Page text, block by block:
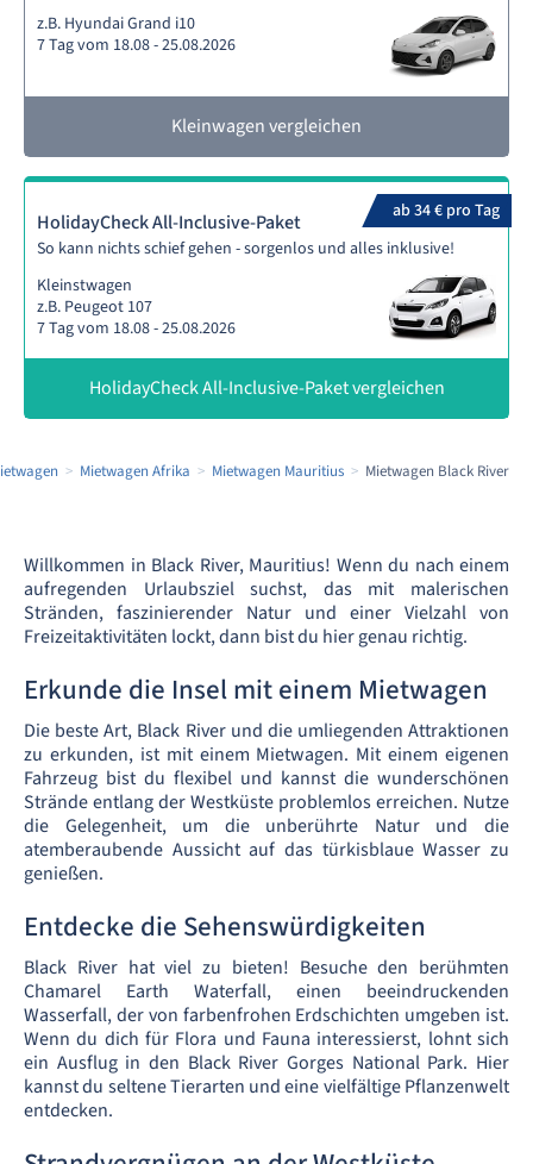
z.B. Hyundai Grand i10
7 Tag vom 18.08 - 25.08.2026
Kleinwagen vergleichen
ab 34 € pro Tag
HolidayCheck All-Inclusive-Paket
So kann nichts schief gehen - sorgenlos und alles inklusive!
Kleinstwagen
z.B. Peugeot 107
7 Tag vom 18.08 - 25.08.2026
HolidayCheck All-Inclusive-Paket vergleichen
Mietwagen Afrika Mietwagen Mauritius Mietwagen Black River
Willkommen in Black River, Mauritius! Wenn du nach einem
aufregenden Urlaubsziel suchst, das mit malerischen
Stränden, faszinierender Natur und einer Vielzahl von
Freizeitaktivitäten lockt, dann bist du hier genau richtig.
Erkunde die Insel mit einem Mietwagen
Die beste Art, Black River und die umliegenden Attraktionen
zu erkunden, ist mit einem Mietwagen. Mit einem eigenen
Fahrzeug bist du flexibel und kannst die wunderschönen
Strände entlang der Westküste problemlos erreichen. Nutze
die Gelegenheit, um die unberührte Natur und die
atemberaubende Aussicht auf das türkisblaue Wasser zu
genießen.
Entdecke die Sehenswürdigkeiten
Black River hat viel zu bieten! Besuche den berühmten
Chamarel Earth Waterfall, einen beeindruckenden
Wasserfall, der von farbenfrohen Erdschichten umgeben ist.
Wenn du dich für Flora und Fauna interessierst, lohnt sich
ein Ausflug in den Black River Gorges National Park. Hier
kannst du seltene Tierarten und eine vielfältige Pflanzenwelt
entdecken.